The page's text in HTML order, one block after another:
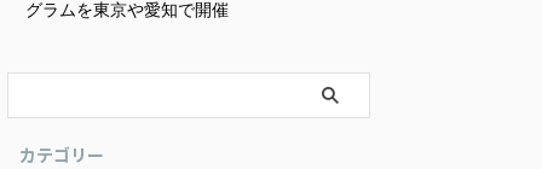
グラムを東京や愛知で開催
カテゴリー